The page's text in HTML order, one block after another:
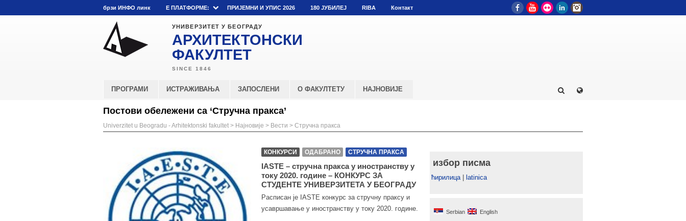
брзи ИНФО линк E ПЛАТФОРМЕ: ПРИЈЕМНИ И УПИС 2026 180 ЈУБИЛЕЈ RIBA Контакт FacebookYouTube
Flickr LinkedIn
УНИВЕРЗИТЕТ У БЕОГРАДУ
АРХИТЕКТОНСКИ
ФАКУЛТЕТ
ПРОГРАМИ ИСТРАЖИВАЊА ЗАПОСЛЕНИ О ФАКУЛТЕТУ НАЈНОВИЈЕ
Постови обележени са ‘Стручна пракса’
Univerzitet u Beogradu - Arhitektonski fakultet > Најновије > Вести > Стручна пракса
КОНКУРСИ ОДАБРАНО СТРУЧНА ПРАКСА
IASTE – стручна пракса у иностранству у
току 2020. године – КОНКУРС ЗА
СТУДЕНТЕ УНИВЕРЗИТЕТА У БЕОГРАДУ
Расписан је IASTE конкурс за стручну праксу и
усавршавање у иностранству у току 2020. године.
избор писма
ћирилица| latinica
Serbian English